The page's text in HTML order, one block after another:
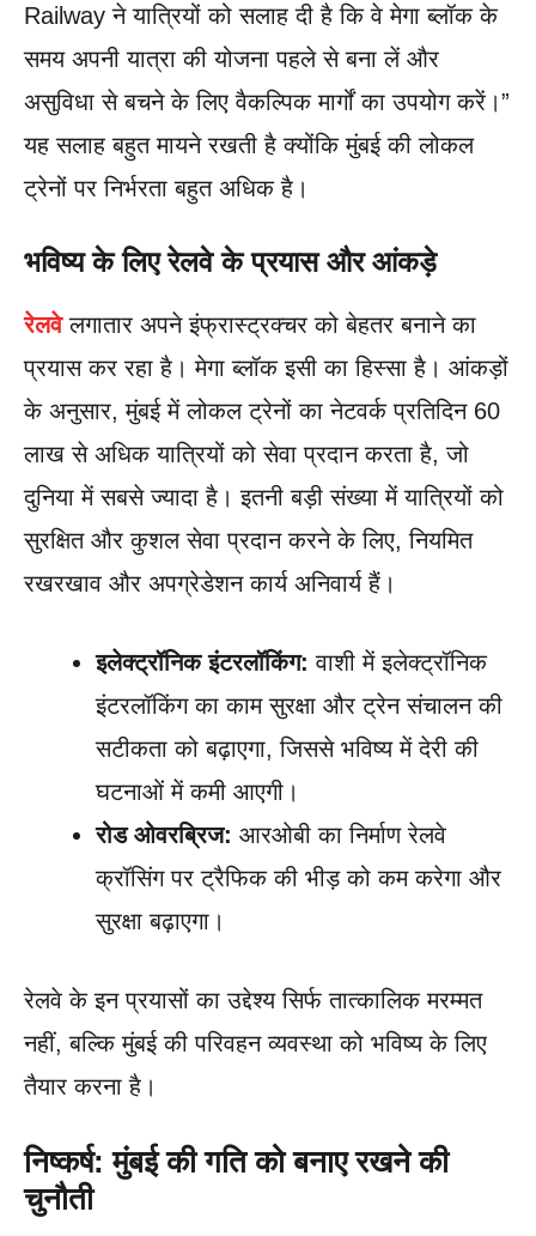
Railway ने यात्रियों को सलाह दी है कि वे मेगा ब्लॉक के
समय अपनी यात्रा की योजना पहले से बना लें और
असुविधा से बचने के लिए वैकल्पिक मार्गों का उपयोग करें।”
यह सलाह बहुत मायने रखती है क्योंकि मुंबई की लोकल
ट्रेनों पर निर्भरता बहुत अधिक है।
भविष्य के लिए रेलवे के प्रयास और आंकड़े
रेलवेलगातार अपने इंफ्रास्ट्रक्चर को बेहतर बनाने का
प्रयास कर रहा है। मेगा ब्लॉक इसी का हिस्सा है। आंकड़ों
के अनुसार, मुंबई में लोकल ट्रेनों का नेटवर्क प्रतिदिन 60
लाख से अधिक यात्रियों को सेवा प्रदान करता है, जो
दुनिया में सबसे ज्यादा है। इतनी बड़ी संख्या में यात्रियों को
सुरक्षित और कुशल सेवा प्रदान करने के लिए, नियमित
रखरखाव और अपग्रेडेशन कार्य अनिवार्य हैं।
इलेक्ट्रॉनिक इंटरलॉकिंग: वाशी में इलेक्ट्रॉनिक
इंटरलॉकिंग का काम सुरक्षा और ट्रेन संचालन की
सटीकता को बढ़ाएगा, जिससे भविष्य में देरी की
घटनाओं में कमी आएगी।
रोड ओवरब्रिज: आरओबी का निर्माण रेलवे
क्रॉसिंग पर ट्रैफिक की भीड़ को कम करेगा और
सुरक्षा बढ़ाएगा।
रेलवे के इन प्रयासों का उद्देश्य सिर्फ तात्कालिक मरम्मत
नहीं, बल्कि मुंबई की परिवहन व्यवस्था को भविष्य के लिए
तैयार करना है।
निष्कर्ष: मुंबई की गति को बनाए रखने की
चुनौती